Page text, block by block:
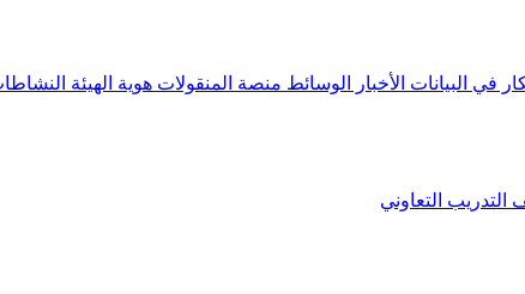
في البيانات الأخبار الوسائط منصة المنقولات هوية الهيئة
التدريب التعاوني